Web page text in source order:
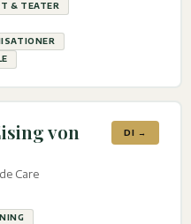
& TEATER
von
Care
DI →